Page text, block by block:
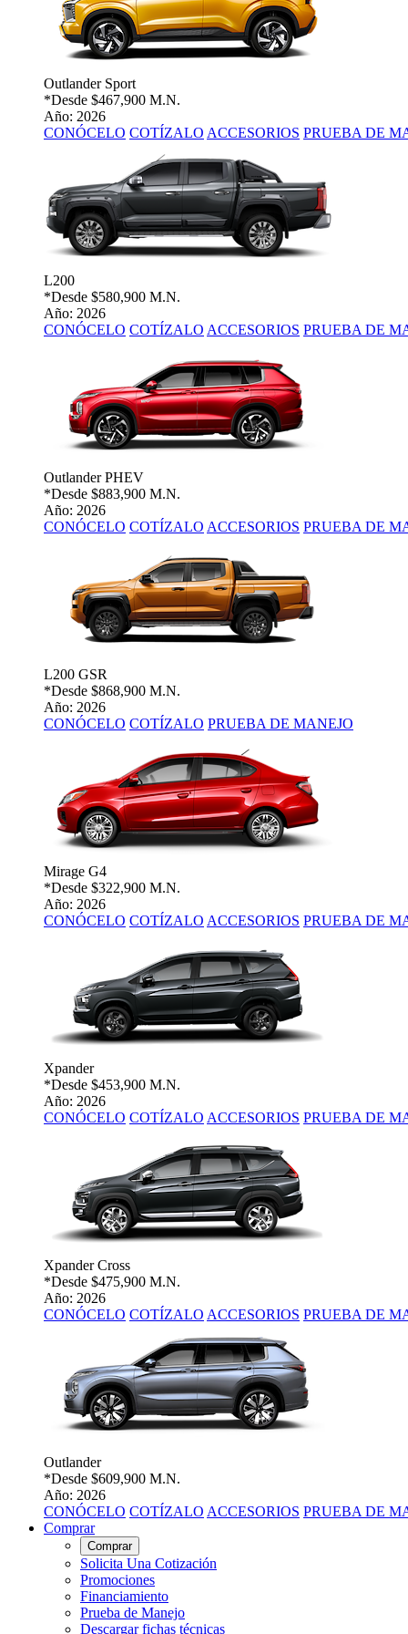
Outlander Sport
*Desde $467,900 M.N.
Año: 2026
CONÓCELO COTÍZALO ACCESORIOS PRUEBA DE
L200
*Desde $580,900 M.N.
Año: 2026
CONÓCELO COTÍZALO ACCESORIOS PRUEBA DE
Outlander PHEV
*Desde $883,900 M.N.
Año: 2026
CONÓCELO COTÍZALO ACCESORIOS PRUEBA DE
L200 GSR
*Desde $868,900 M.N.
Año: 2026
CONÓCELO COTÍZALO PRUEBA DE MANEJO
Mirage G4
*Desde $322,900 M.N.
Año: 2026
CONÓCELO COTÍZALO ACCESORIOS PRUEBA DE
Xpander
*Desde $453,900 M.N.
Año: 2026
CONÓCELO COTÍZALO ACCESORIOS PRUEBA DE
Xpander Cross
*Desde $475,900 M.N.
Año: 2026
CONÓCELO COTÍZALO ACCESORIOS PRUEBA DE
Outlander
*Desde $609,900 M.N.
Año: 2026
CONÓCELO COTÍZALO ACCESORIOS PRUEBA DE
Comprar
Comprar
Solicita Una Cotización
Promociones
Financiamiento
Prueba de Manejo
Descargar fichas técnicas